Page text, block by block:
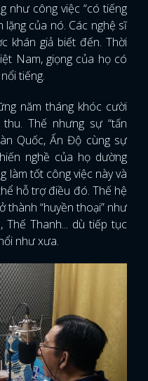
như công việc “có tiếng
lặng của nó. Các nghệ sĩ
khán giả biết đến. Thời
Nam, giọng của họ có
tiếng.
năm tháng khóc cười
Thế nhưng sự “tấn
Quốc, Ấn Độ cùng sự
nghề của họ dường
làm tốt công việc này và
hỗ trợ điều đó. Thế hệ
thành “huyền thoại” như
Thế Thanh... dù tiếp tục
như xưa.